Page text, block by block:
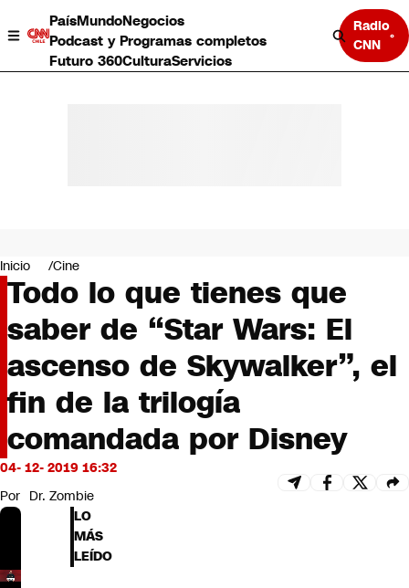
PaísMundoNegocios
Podcast y Programas completos
Futuro 360CulturaServicios
Radio
CNN
Negocios
Deportes
Programas completos
Cultura
Servicios
Bits
CNN tiempo
Opinión
Inicio Cine
Todo lo que tienes que
saber de “Star Wars: El
ascenso de Skywalker”, el
fin de la trilogía
comandada por Disney
04- 12- 2019 16:32
Por Dr. Zombie
LO
MÁS
LEÍDO